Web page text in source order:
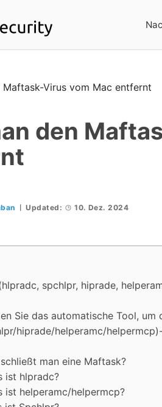
den
Updated: 10. Dez. 2024
spchlpr, hiprade,
Sie das automatische Tool, um
hiprade/helperamc/
man eine Maftask?
ist hlpradc?
ist helperamc/helpermcp?